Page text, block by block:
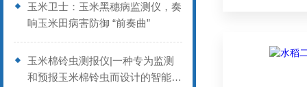
玉米卫士：玉米黑穗病监测仪，奏
响玉米田病害防御 “前奏曲”
玉米棉铃虫测报仪|一种专为监测
和预报玉米棉铃虫而设计的智能设